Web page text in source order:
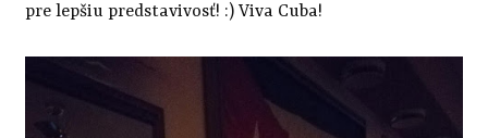
pre lepšiu predstavivosť! :) Viva Cuba!